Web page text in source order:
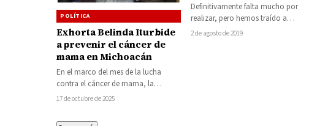
POLÍTICA
Exhorta Belinda Iturbide
a prevenir el cáncer de
mama en Michoacán
En el marco del mes de la lucha
contra el cáncer de mama, la
diputada de extracción morenista…
17 de octubre de 2025
Definitivamente falta mucho por
realizar, pero hemos traído a
Carácuaro un nuevo rostro, cercanía
2 de agosto de 2019